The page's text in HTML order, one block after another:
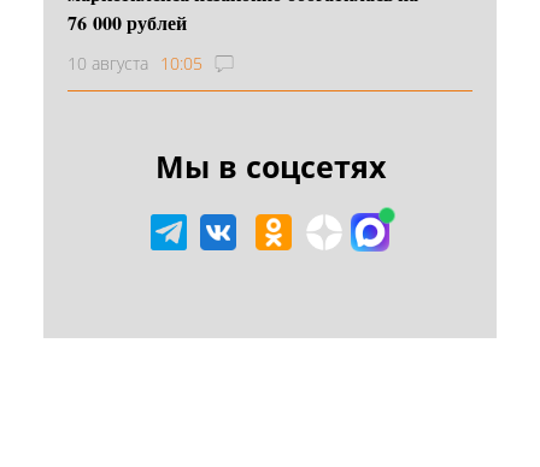
76 000 рублей
10 августа 10:05
Мы в соцсетях